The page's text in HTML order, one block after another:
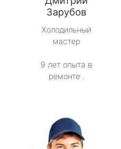
Зарубов
Холодильный
мастер
9 лет опыта в
ремонте .